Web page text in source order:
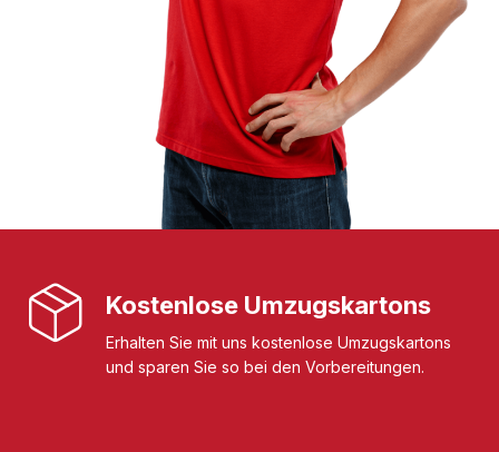
Kostenlose Umzugskartons
Erhalten Sie mit uns kostenlose Umzugskartons
und sparen Sie so bei den Vorbereitungen.